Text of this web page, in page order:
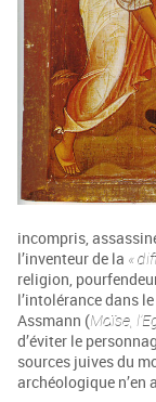
incompris,
l’inventeur de la «
religion,
l’intolérance dans
Assmann (Moïse,
d’éviter le
sources juives du
archéologique n’en